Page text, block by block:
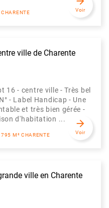
Voir
ville de Charente
16 - centre ville - Très bel
- Label Handicap - Une
et très bien gérée -
d'habitation ...
795 M² CHARENTE
arrow_forward
Voir
ville en Charente